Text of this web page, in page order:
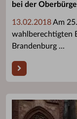
bei der
13.02.2018Am
wahlberechtigten
Brandenburg ...